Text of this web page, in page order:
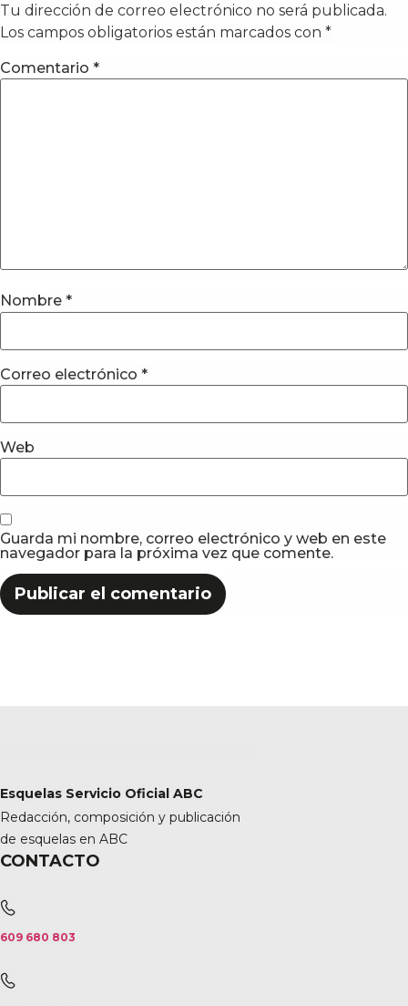
Tu dirección de correo electrónico no será publicada.
Los campos obligatorios están marcados con *
Comentario *
Nombre *
Correo electrónico *
Web
Guarda mi nombre, correo electrónico y web en este
navegador para la próxima vez que comente.
Esquelas Servicio Oficial ABC
Redacción, composición y publicación
de esquelas en ABC
CONTACTO
609 680 803